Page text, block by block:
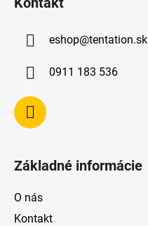
eshop@tentation.sk
0911 183 536
Základné informácie
O nás
Kontakt